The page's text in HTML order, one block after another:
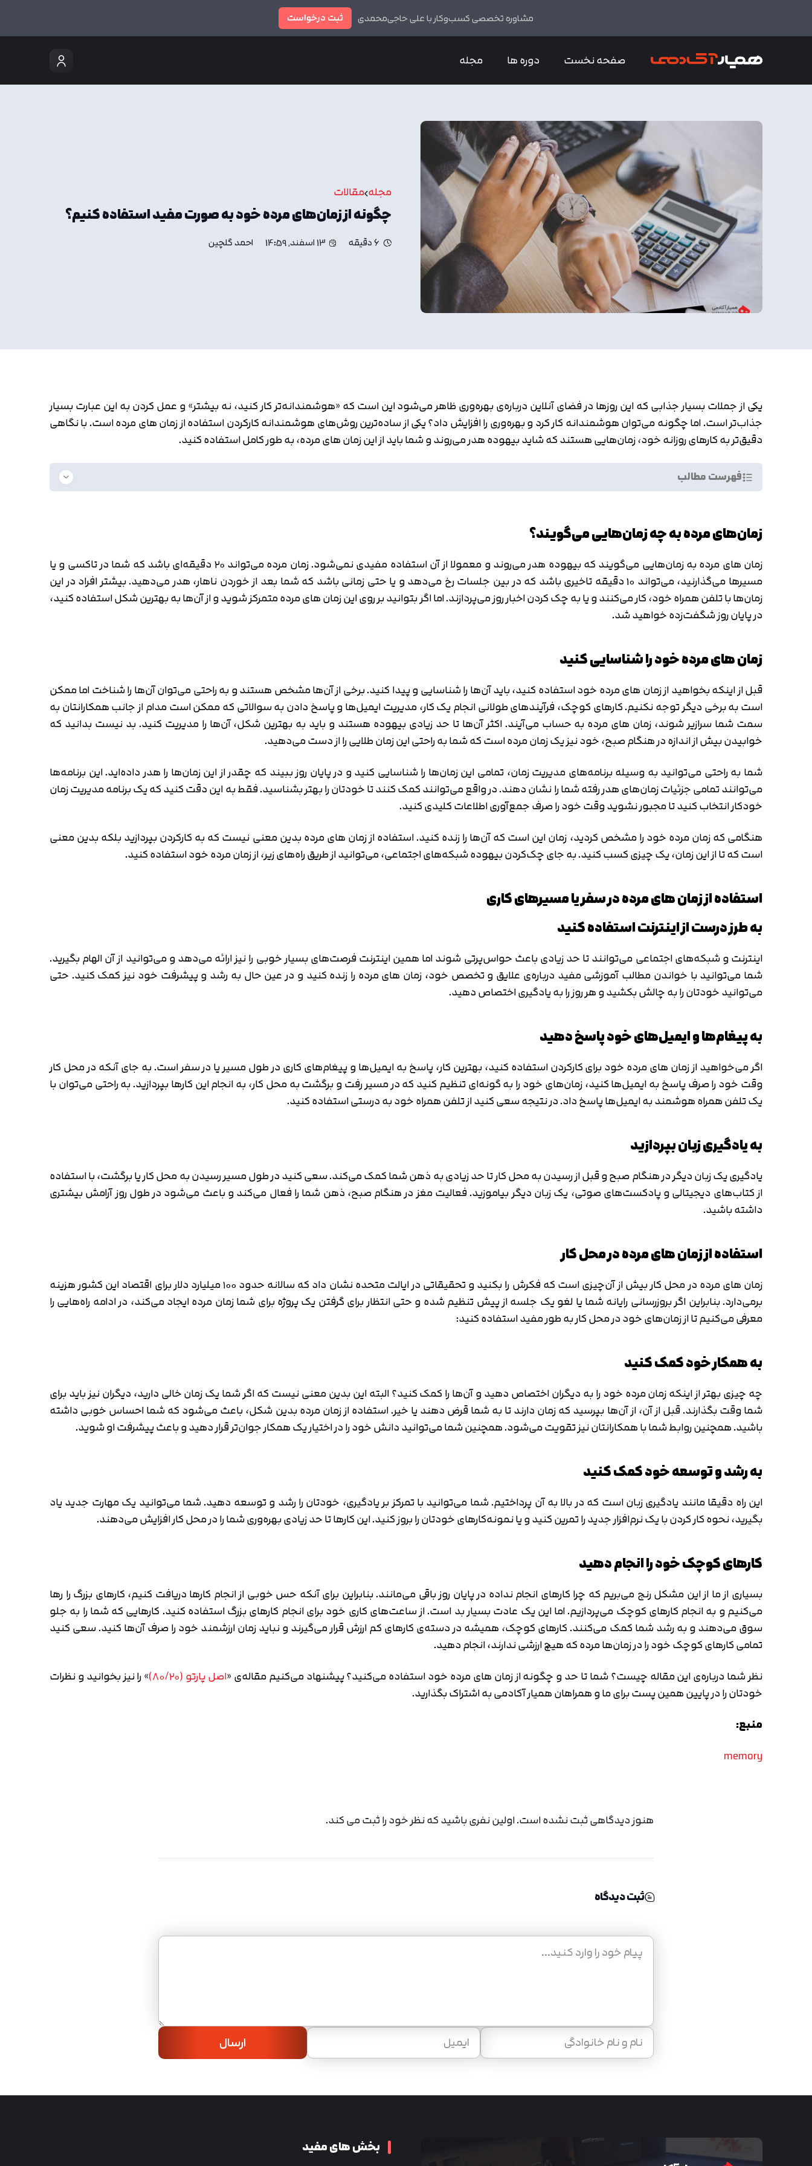
مشاوره تخصصی کسب‌وکار با علی حاجی‌محمدی ثبت درخواست
صفحه نخست دوره ها مجله
مجله مقالات
چگونه از زمان‌های مرده خود به صورت مفید استفاده کنیم؟
6 دقیقه 13 اسفند, 14:59 احمد گلچین
یکی از جملات بسیار جذابی که این روزها در فضای آنلاین درباره‌ی بهره‌وری ظاهر می‌شود این است که «هوشمندانه‌تر کار کنید، نه بیشتر» و عمل کردن به این عبارت بسیار
جذاب‌تر است. اما چگونه می‌توان هوشمندانه کار کرد و بهره‌وری را افزایش داد؟ یکی از ساده‌ترین روش‌های هوشمندانه کارکردن استفاده از زمان های مرده است. با نگاهی
دقیق‌تر به کارهای روزانه خود، زمان‌‌هایی هستند که شاید بیهوده هدر می‌روند و شما باید از این زمان های مرده، به طور کامل استفاده کنید.
فهرست مطالب
زمان‌های مرده به چه زمان‌هایی می‌گویند؟
زمان های مرده به زمان‌‌هایی می‌گویند که بیهوده هدر می‌روند و معمولا از آن استفاده مفیدی نمی‌شود. زمان مرده می‌تواند ۲۰ دقیقه‌ای باشد که شما در تاکسی و یا
مسیرها می‌گذارنید، می‌تواند ۱۰ دقیقه تاخیری باشد که در بین جلسات رخ می‌دهد و یا حتی زمانی باشد که شما بعد از خوردن ناهار، هدر می‌دهید. بیشتر افراد در این
زمان‌ها با تلفن همراه خود، کار می‌کنند و یا به چک کردن اخبار روز می‌پردازند. اما اگر بتوانید بر روی این زمان های مرده متمرکز شوید و از آن‌ها به بهترین شکل استفاده کنید،
در پایان روز شگفت‌زده خواهید شد.
زمان های مرده خود را شناسایی کنید
قبل از اینکه بخواهید از زمان های مرده خود استفاده کنید، باید آن‌ها را شناسایی و پیدا کنید. برخی از آن‌ها مشخص هستند و به راحتی می‌توان آن‌ها را شناخت اما ممکن
است به برخی دیگر توجه نکنیم. کارهای کوچک، فرآیندهای طولانی انجام یک کار، مدیریت ایمیل‌ها و پاسخ دادن به سوالاتی که ممکن است مدام از جانب همکارانتان به
سمت شما سرازیر شوند، زمان های مرده به حساب می‌آیند. اکثر آن‌ها تا حد زیادی بیهوده هستند و باید به بهترین شکل، آن‌ها را مدیریت کنید. بد نیست بدانید که
خوابیدن بیش از اندازه در هنگام صبح، خود نیز یک زمان مرده است که شما به راحتی این زمان طلایی را از دست می‌دهید.
شما به راحتی می‌توانید به وسیله برنامه‌های مدیریت زمان، تمامی این زمان‌ها را شناسایی کنید و در پایان روز ببیند که چقدر از این زمان‌ها را هدر داده‌اید. این برنامه‌ها
می‌توانند تمامی جزئیات زمان‌های هدر رفته شما را نشان دهند. در واقع می‌توانند کمک کنند تا خودتان را بهتر بشناسید. فقط به این دقت کنید که یک برنامه مدیریت زمان
خودکار انتخاب کنید تا مجبور نشوید وقت خود را صرف جمع‌آوری اطلاعات کلیدی کنید.
هنگامی که زمان مرده خود را مشخص کردید، زمان این است که آن‌ها را زنده کنید. استفاده از زمان های مرده بدین معنی نیست که به کارکردن بپردازید بلکه بدین معنی
است که تا از این زمان، یک چیزی کسب کنید. به جای چک‌کردن بیهوده شبکه‌های اجتماعی، می‌توانید از طریق راه‌های زیر، از زمان مرده خود استفاده کنید.
استفاده از زمان های مرده در سفر یا مسیرهای کاری
به طرز درست از اینترنت استفاده کنید
اینترنت و شبکه‌های اجتماعی می‌توانند تا حد زیادی باعث حواس‌پرتی شوند اما همین اینترنت فرصت‌های بسیار خوبی را نیز ارائه می‌دهد و می‌توانید از آن الهام بگیرید.
شما می‌توانید با خواندن مطالب آموزشی مفید درباره‌ی علایق و تخصص خود، زمان های مرده را زنده کنید و در عین حال به رشد و پیشرفت خود نیز کمک کنید. حتی
می‌توانید خودتان را به چالش بکشید و هر روز را به یادگیری اختصاص دهید.
به پیغام‌ها و ایمیل‌های خود پاسخ دهید
اگر می‌خواهید از زمان های مرده خود برای کارکردن استفاده کنید، بهترین کار، پاسخ به ایمیل‌ها و پیغام‌های کاری در طول مسیر یا در سفر است. به جای آنکه در محل کار
وقت خود را صرف پاسخ به ایمیل‌ها کنید، زمان‌های خود را به گونه‌ای تنظیم کنید که در مسیر رفت و برگشت به محل کار، به انجام این کارها بپردازید. به راحتی می‌توان با
یک تلفن همراه هوشمند به ایمیل‌ها پاسخ داد. در نتیجه سعی کنید از تلفن همراه خود به درستی استفاده کنید.
به یادگیری زبان بپردازید
یادگیری یک زبان دیگر در هنگام صبح و قبل از رسیدن به محل کار تا حد زیادی به ذهن شما کمک می‌کند. سعی کنید در طول مسیر رسیدن به محل کار یا برگشت، با استفاده
از کتاب‌های دیجیتالی و پادکست‌های صوتی، یک زبان دیگر بیاموزید. فعالیت مغز در هنگام صبح، ذهن شما را فعال می‌کند و باعث می‌شود در طول روز آرامش بیشتری
داشته باشید.
استفاده از زمان های مرده در محل کار
زمان های مرده در محل کار بیش از آن‌چیزی است که فکرش را بکنید و تحقیقاتی در ایالت متحده نشان داد که سالانه حدود ۱۰۰ میلیارد دلار برای اقتصاد این کشور هزینه
برمی‌دارد. بنابراین اگر بروزرسانی رایانه شما یا لغو یک جلسه از پیش تنظیم شده و حتی انتظار برای گرفتن یک پروژه برای شما زمان مرده ایجاد می‌کند، در ادامه راه‌هایی را
معرفی می‌کنیم تا از زمان‌های خود در محل کار به طور مفید استفاده کنید:
به همکار خود کمک کنید
چه چیزی بهتر از اینکه زمان مرده خود را به دیگران اختصاص دهید و آن‌ها را کمک کنید؟ البته این بدین معنی نیست که اگر شما یک زمان خالی دارید، دیگران نیز باید برای
شما وقت بگذارند. قبل از آن، از آن‌ها بپرسید که زمان دارند تا به شما قرض دهند یا خیر. استفاده از زمان مرده بدین شکل، باعث می‌شود که شما احساس خوبی داشته
باشید. همچنین روابط شما با همکارانتان نیز تقویت می‌شود. همچنین شما می‌توانید دانش خود را در اختیار یک همکار جوان‌تر قرار دهید و باعث پیشرفت او شوید.
به رشد و توسعه خود کمک کنید
این راه دقیقا مانند یادگیری زبان است که در بالا به آن پرداختیم. شما می‌توانید با تمرکز بر یادگیری، خودتان را رشد و توسعه دهید. شما می‌توانید یک مهارت جدید یاد
بگیرید، نحوه کار کردن با یک نرم‌افزار جدید را تمرین کنید و یا نمونه‌کارهای خودتان را بروز کنید. این کارها تا حد زیادی بهره‌وری شما را در محل کار افزایش می‌دهند.
کارهای کوچک خود را انجام دهید
بسیاری از ما از این مشکل رنج می‌بریم که چرا کارهای انجام نداده در پایان روز باقی می‌مانند. بنابراین برای آنکه حس خوبی از انجام کارها دریافت کنیم، کارهای بزرگ را رها
می‌کنیم و به انجام کارهای کوچک می‌پردازیم. اما این یک عادت بسیار بد است. از ساعت‌های کاری خود برای انجام کارهای بزرگ استفاده کنید. کارهایی که شما را به جلو
سوق می‌دهند و به رشد شما کمک می‌کنند. کارهای کوچک، همیشه در دسته‌ی کارهای کم ارزش قرار می‌گیرند و نباید زمان ارزشمند خود را صرف آن‌‌ها کنید. سعی کنید
تمامی کارهای کوچک خود را در زمان‌‌ها مرده که هیچ ارزشی ندارند، انجام دهید.
نظر شما درباره‌ی این مقاله چیست؟ شما تا حد و چگونه از زمان های مرده خود استفاده می‌کنید؟ پیشنهاد می‌کنیم مقاله‌ی «اصل پارتو (۸۰/۲۰)
» را نیز بخوانید و نظرات
خودتان را در پایین همین پست برای ما و همراهان همیار آکادمی به اشتراک بگذارید.
منبع:
memory
هنوز دیدگاهی ثبت نشده است. اولین نفری باشید که نظر خود را ثبت می کند.
ثبت دیدگاه
ارسال
بخش های مفید
تایید کد
کد ارسال شده را وارد کنید